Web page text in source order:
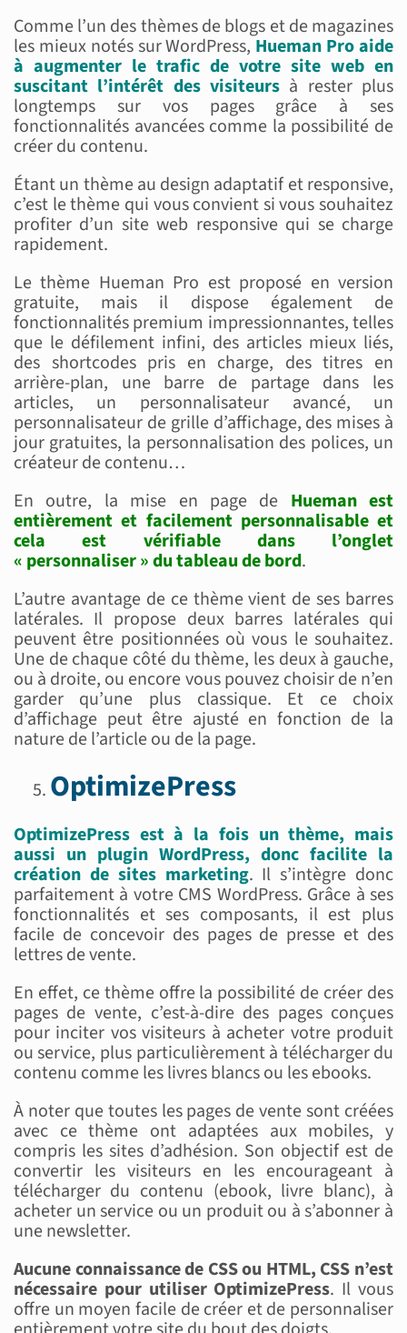
Comme l’un des thèmes de blogs et de magazines
les mieux notés sur WordPress, Hueman Pro aide
à augmenter le trafic de votre site web en
suscitant l’intérêt des visiteurs à rester plus
longtemps sur vos pages grâce à ses
fonctionnalités avancées comme la possibilité de
créer du contenu.
Étant un thème au design adaptatif et responsive,
c’est le thème qui vous convient si vous souhaitez
profiter d’un site web responsive qui se charge
rapidement.
Le thème Hueman Pro est proposé en version
gratuite, mais il dispose également de
fonctionnalités premium impressionnantes, telles
que le défilement infini, des articles mieux liés,
des shortcodes pris en charge, des titres en
arrière-plan, une barre de partage dans les
articles, un personnalisateur avancé, un
personnalisateur de grille d’affichage, des mises à
jour gratuites, la personnalisation des polices, un
créateur de contenu…
En outre, la mise en page de Hueman est
entièrement et facilement personnalisable et
cela est vérifiable dans l’onglet
« personnaliser » du tableau de bord.
L’autre avantage de ce thème vient de ses barres
latérales. Il propose deux barres latérales qui
peuvent être positionnées où vous le souhaitez.
Une de chaque côté du thème, les deux à gauche,
ou à droite, ou encore vous pouvez choisir de n’en
garder qu’une plus classique. Et ce choix
d’affichage peut être ajusté en fonction de la
nature de l’article ou de la page.
OptimizePress
OptimizePress est à la fois un thème, mais
aussi un plugin WordPress, donc facilite la
création de sites marketing. Il s’intègre donc
parfaitement à votre CMS WordPress. Grâce à ses
fonctionnalités et ses composants, il est plus
facile de concevoir des pages de presse et des
lettres de vente.
En effet, ce thème offre la possibilité de créer des
pages de vente, c’est-à-dire des pages conçues
pour inciter vos visiteurs à acheter votre produit
ou service, plus particulièrement à télécharger du
contenu comme les livres blancs ou les ebooks.
À noter que toutes les pages de vente sont créées
avec ce thème ont adaptées aux mobiles, y
compris les sites d’adhésion. Son objectif est de
convertir les visiteurs en les encourageant à
télécharger du contenu (ebook, livre blanc), à
acheter un service ou un produit ou à s’abonner à
une newsletter.
Aucune connaissance de CSS ou HTML, CSS n’est
nécessaire pour utiliser OptimizePress. Il vous
offre un moyen facile de créer et de personnaliser